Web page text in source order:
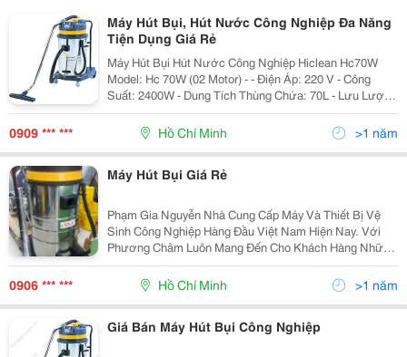
Máy Hút Bụi, Hút Nước Công Nghiệp Đa Năng
Tiện Dụng Giá Rẻ
Máy Hút Bụi Hút Nước Công Nghiệp Hiclean Hc70W
Model: Hc 70W (02 Motor) - - Điện Áp: 220 V - Công
Suất: 2400W - Dung Tích Thùng Chứa: 70L - Lưu Lượng
Khí: 106L/S - Cân Nặng: 25Kg - Dây Điện: 7M - Chức
Năng: H
0909 *** *** Hồ Chí Minh >1 năm
Máy Hút Bụi Giá Rẻ
Phạm Gia Nguyễn Nhà Cung Cấp Máy Và Thiết Bị Vệ
Sinh Công Nghiệp Hàng Đầu Việt Nam Hiện Nay. Với
Phương Châm Luôn Mang Đến Cho Khách Hàng Những
Sự Lựa Chọn Tốt Nhất Phạm Gia Nguyễn Luôn Cung
Cấp Những Sản Phẩm Chất Lượng Và Chể Độ Hậu Mãi,
Bảo Hành U
0906 *** *** Hồ Chí Minh >1 năm
Giá Bán Máy Hút Bụi Công Nghiệp